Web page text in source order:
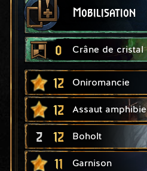
Mobilisation
0 Crâne de cristal
12 Oniromancie
12 Assaut amphibie
2 12 Boholt
11 Garnison